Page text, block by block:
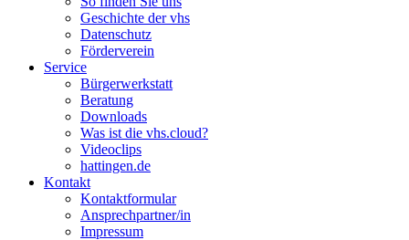
Geschichte der vhs
Datenschutz
Förderverein
Service
Bürgerwerkstatt
Beratung
Downloads
Was ist die vhs.cloud?
Videoclips
hattingen.de
Kontakt
Kontaktformular
Ansprechpartner/in
Impressum